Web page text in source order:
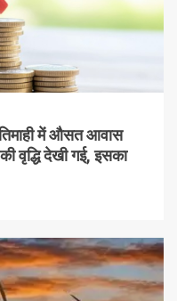
में औसत आवास
वृद्धि देखी गई, इसका